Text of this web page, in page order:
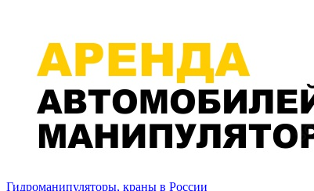
Гидроманипуляторы, краны в России